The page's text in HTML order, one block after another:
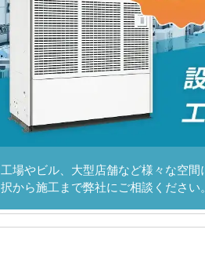
工場やビル、大型店舗など様々な空
択から施工まで弊社にご相談ください。